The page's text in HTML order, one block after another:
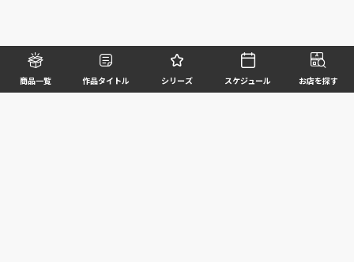
商品一覧 作品タイトル シリーズ スケジュール お店を探す